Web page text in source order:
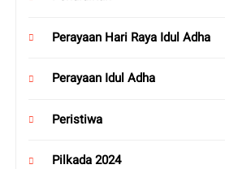
Perayaan Hari Raya Idul Adha
Perayaan Idul Adha
Peristiwa
Pilkada 2024